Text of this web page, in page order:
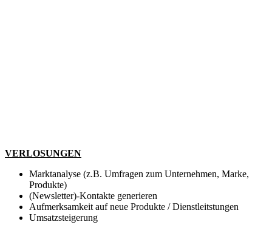
VERLOSUNGEN
Marktanalyse (z.B. Umfragen zum Unternehmen, Marke,
Produkte)
(Newsletter)-Kontakte generieren
Aufmerksamkeit auf neue Produkte / Dienstleitstungen
Umsatzsteigerung